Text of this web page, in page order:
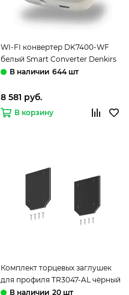
WI-FI конвертер DK7400-WF
белый Smart Converter Denkirs
644 шт
8 581 руб.
В корзину
Комплект торцевых заглушек
для профиля TR3047-AL чёрный
Smart Profi Denkirs
20 шт